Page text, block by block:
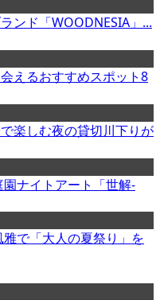
ンド「WOODNESIA」...
えるおすすめスポット8
楽しむ夜の貸切川下りが
ナイトアート「世解-
で「大人の夏祭り」を